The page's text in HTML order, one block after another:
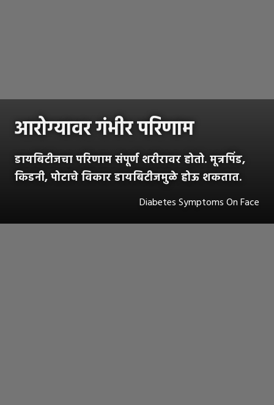
आरोग्यावर गंभीर परिणाम
डायबिटीजचा परिणाम संपूर्ण शरीरावर होतो. मूत्रपिंड,
किडनी, पोटाचे विकार डायबिटीजमुळे होऊ शकतात.
Diabetes Symptoms On Face